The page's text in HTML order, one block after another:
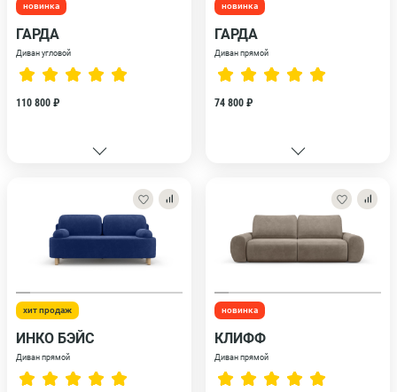
новинка
ГАРДА
Диван угловой
110 800 ₽
новинка
ГАРДА
Диван прямой
74 800 ₽
хит продаж
ИНКО БЭЙС
Диван прямой
новинка
КЛИФФ
Диван прямой